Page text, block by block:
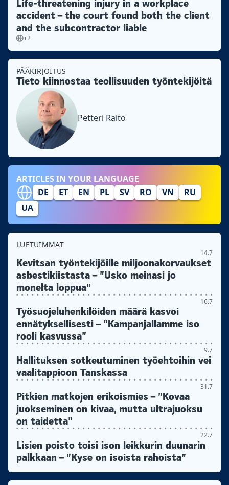
Life-threatening injury in a workplace
accident – the court found both the client
and the subcontractor liable
+2
PÄÄKIRJOITUS
Tieto kiinnostaa teollisuuden työntekijöitä
Petteri Raito
ARTICLES IN YOUR LANGUAGE
DE
ET EN PL SV RO VN
RU
UA
LUETUIMMAT
14.7
Kevitsan työntekijöille miljoonakorvaukset
asbestikiistasta – ”Usko meinasi jo
monelta loppua”
16.7
Työsuojeluhenkilöiden määrä kasvoi
ennätyksellisesti – ”Kampanjallamme iso
rooli kasvussa”
9.7
Hallituksen sotkeutuminen työehtoihin vei
vaalitappioon Tanskassa
31.7
Pitkien matkojen erikoismies – ”Kovaa
juokseminen on kivaa, mutta ultrajuoksu
on taidetta”
22.7
Lisien poisto toisi ison leikkurin duunarin
palkkaan – ”Kyse on isoista rahoista”